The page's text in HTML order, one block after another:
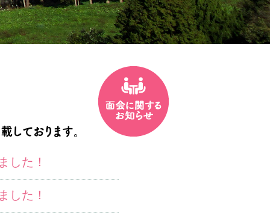
ております。
した！
した！